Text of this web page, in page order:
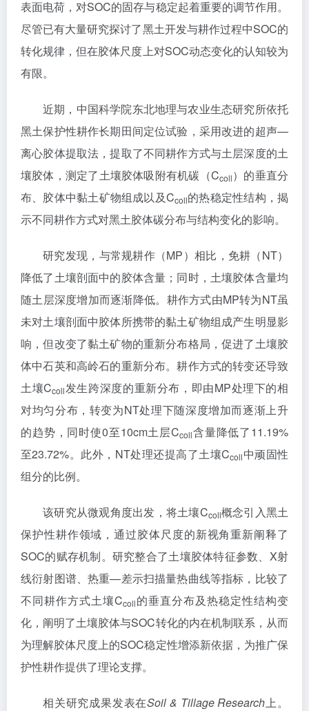
表面电荷，对SOC的固存与稳定起着重要的调节作用。
尽管已有大量研究探讨了黑土开发与耕作过程中SOC的
转化规律，但在胶体尺度上对SOC动态变化的认知较为
有限。
近期，中国科学院东北地理与农业生态研究所依托
黑土保护性耕作长期田间定位试验，采用改进的超声—
离心胶体提取法，提取了不同耕作方式与土层深度的土
壤胶体，测定了土壤胶体吸附有机碳（Ccoll）的垂直分
布、胶体中黏土矿物组成以及Ccoll的热稳定性结构，揭
示不同耕作方式对黑土胶体碳分布与结构变化的影响。
研究发现，与常规耕作（MP）相比，免耕（NT）
降低了土壤剖面中的胶体含量；同时，土壤胶体含量均
随土层深度增加而逐渐降低。耕作方式由MP转为NT虽
未对土壤剖面中胶体所携带的黏土矿物组成产生明显影
响，但改变了黏土矿物的重新分布格局，促进了土壤胶
体中石英和高岭石的重新分布。耕作方式的转变还导致
土壤Ccoll发生跨深度的重新分布，即由MP处理下的相
对均匀分布，转变为NT处理下随深度增加而逐渐上升
的趋势，同时使0至10cm土层Ccoll含量降低了11.19%
至23.72%。此外，NT处理还提高了土壤Ccoll中顽固性
组分的比例。
该研究从微观角度出发，将土壤Ccoll概念引入黑土
保护性耕作领域，通过胶体尺度的新视角重新阐释了
SOC的赋存机制。研究整合了土壤胶体特征参数、X射
线衍射图谱、热重—差示扫描量热曲线等指标，比较了
不同耕作方式土壤Ccoll的垂直分布及热稳定性结构变
化，阐明了土壤胶体与SOC转化的内在机制联系，从而
为理解胶体尺度上的SOC稳定性增添新依据，为推广保
护性耕作提供了理论支撑。
相关研究成果发表在Soil & Tillage Research上。